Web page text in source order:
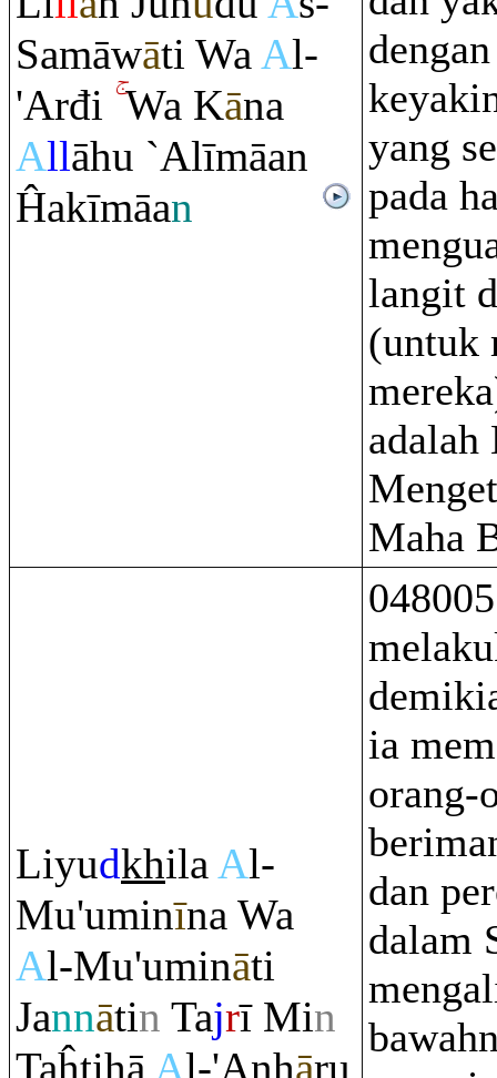
Samāwāti WaAl-
'Arđi Wa Kāna
Allāhu `Alīmāan
Ĥakīmāan
yang
pada
langit
(untuk
adalah
Maha
LiyudkhilaAl-
Mu'uminīna Wa
Al-Mu'umināti
Jannātin Tajrī Min
Taĥtihā Al-'Anhāru
ia
orang-
dan
dalam